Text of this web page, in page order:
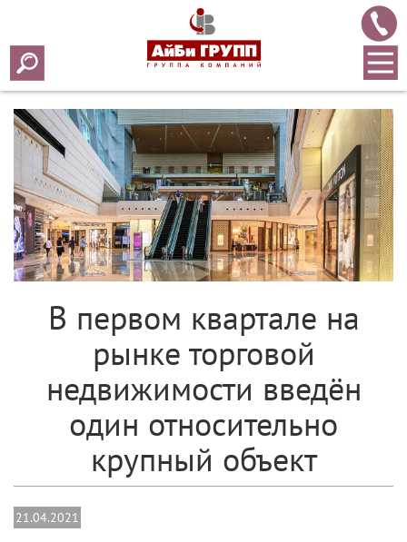
Array ( [0] => 2021 [1] => 04 [2] => 21 [3] => 508 )
В первом квартале на
рынке торговой
недвижимости введён
один относительно
крупный объект
21.04.2021